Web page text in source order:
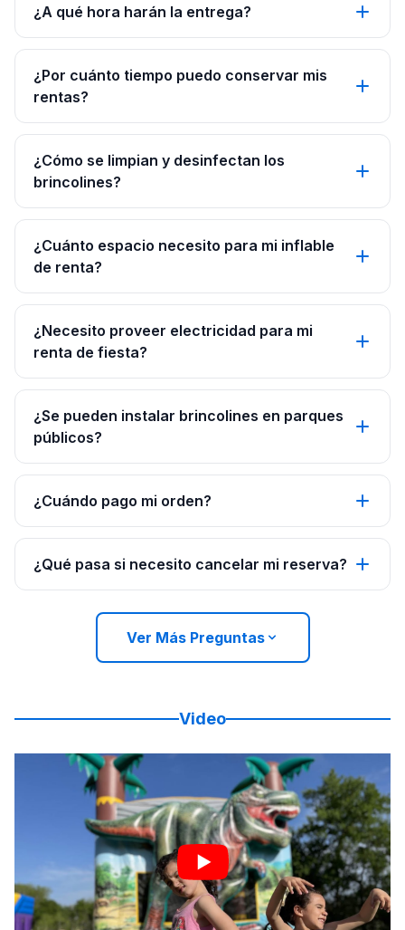
¿A qué hora harán la entrega?
¿Por cuánto tiempo puedo conservar mis
rentas?
¿Cómo se limpian y desinfectan los
brincolines?
¿Cuánto espacio necesito para mi inflable
de renta?
¿Necesito proveer electricidad para mi
renta de fiesta?
¿Se pueden instalar brincolines en parques
públicos?
¿Cuándo pago mi orden?
¿Qué pasa si necesito cancelar mi reserva?
Ver Más Preguntas
Video